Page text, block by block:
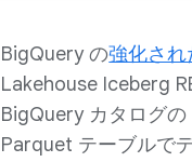
BigQuery の強化さ
Lakehouse Iceberg
BigQuery カタログ
Parquet テーブルで